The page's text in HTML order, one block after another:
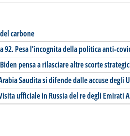
carbone
92. Pesa l'incognita della politica anti-
pensa a rilasciare altre scorte
Saudita si difende dalle accuse degli
ufficiale in Russia del re degli Emirati